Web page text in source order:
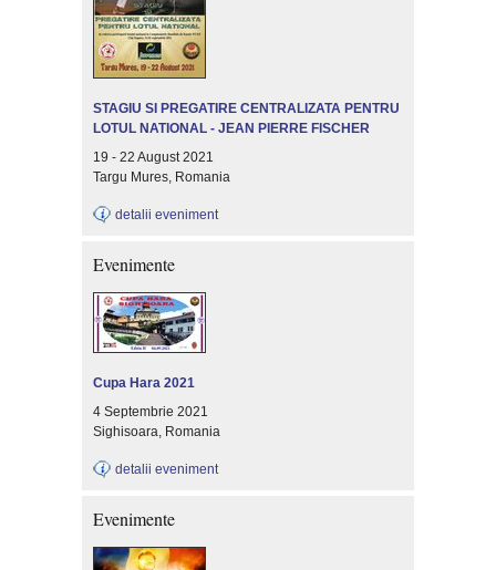
STAGIU SI PREGATIRE CENTRALIZATA PENTRU
LOTUL NATIONAL - JEAN PIERRE FISCHER
19 - 22 August 2021
Targu Mures, Romania
detalii eveniment
Evenimente
Cupa Hara 2021
4 Septembrie 2021
Sighisoara, Romania
detalii eveniment
Evenimente